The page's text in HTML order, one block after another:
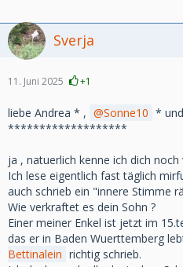
Sverja
11. Juni 2025 +1
liebe Andrea * , Sonne10 *
*******************
ja , natuerlich kenne ich dich noch
Ich lese eigentlich fast täglich
auch schrieb ein "innere Stimme
Wie verkraftet es dein Sohn ?
Einer meiner Enkel ist jetzt im
das er in Baden Wuerttemberg
Bettinalein richtig schrieb.